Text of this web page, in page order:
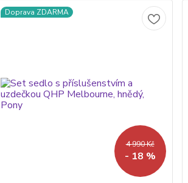
Doprava ZDARMA
4 990 Kč
- 18 %